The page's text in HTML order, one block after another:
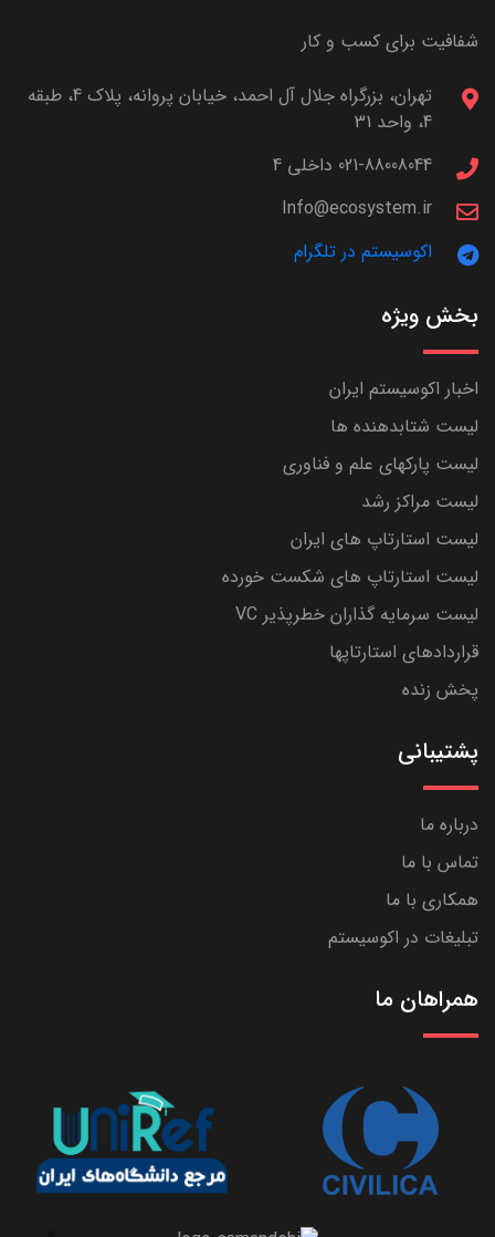
حریم خصوصی و امنیت
علوم و مهندسی
7 استارتاپ
شفافیت برای کسب و کار
تهران، بزرگراه جلال آل احمد، خیابان پروانه، پلاک 4، طبقه
4، واحد 31
021-88008044 داخلی 4
Info@ecosystem.ir
اکوسیستم در تلگرام
بخش ویژه
اخبار اکوسیستم ایران
لیست شتابدهنده ها
لیست پارکهای علم و فناوری
لیست مراکز رشد
لیست استارتاپ های ایران
لیست استارتاپ های شکست خورده
لیست سرمایه گذاران خطرپذیر VC
قراردادهای استارتاپها
پخش زنده
پشتیبانی
درباره ما
تماس با ما
همکاری با ما
تبلیغات در اکوسیستم
همراهان ما